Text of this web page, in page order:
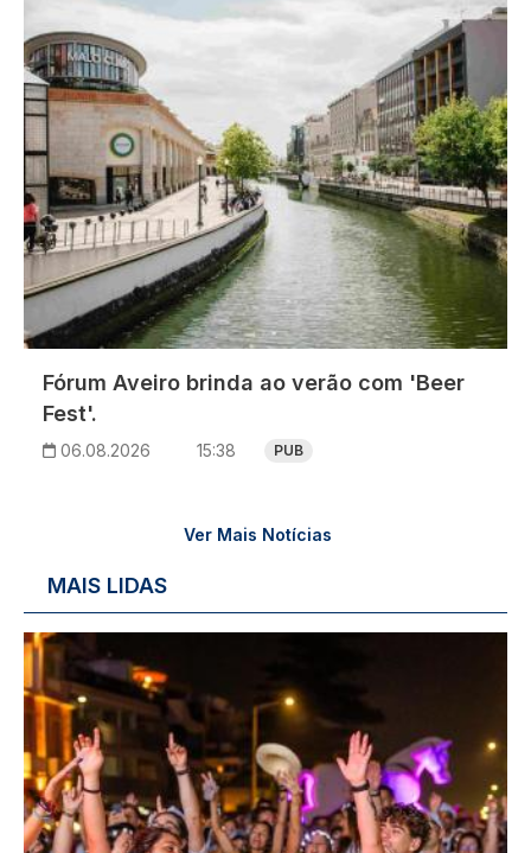
Fórum Aveiro brinda ao verão com 'Beer
Fest'.
06.08.2026 15:38 PUB
Ver Mais Notícias
MAIS LIDAS
Imagem